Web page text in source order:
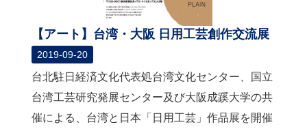
【アート】台湾・大阪 日用工芸創作交流展
2019-09-20
台北駐日経済文化代表処台湾文化センター、国立
台湾工芸研究発展センター及び大阪成蹊大学の共
催による、台湾と日本「日用工芸」作品展を開催